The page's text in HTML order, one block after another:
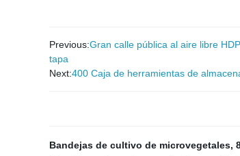
Previous:Gran calle pública al aire libre
tapa
Next:400 Caja de herramientas de
Bandejas de cultivo de microvegetales,